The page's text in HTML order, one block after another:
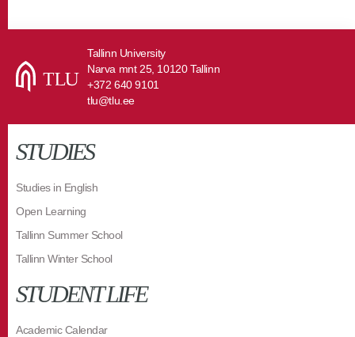
Tallinn University
Narva mnt 25, 10120 Tallinn
+372 640 9101
tlu@tlu.ee
STUDIES
Studies in English
Open Learning
Tallinn Summer School
Tallinn Winter School
STUDENT LIFE
Academic Calendar